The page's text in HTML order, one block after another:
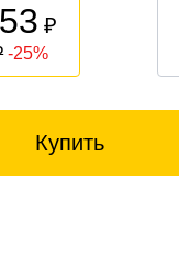
₽
-25%
Купить